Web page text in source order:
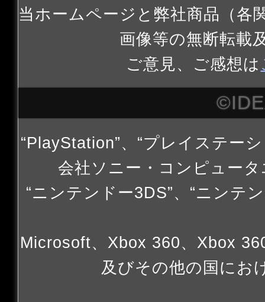
当ホームページと弊社商品（各
画像等の無断転載
ご意見、ご感想は
“PlayStation”、“プレイステー
会社ソニー・コンピュー
“ニンテンドー3DS”、“ニンテ
Microsoft、Xbox 360、Xbox
及びその他の国にお